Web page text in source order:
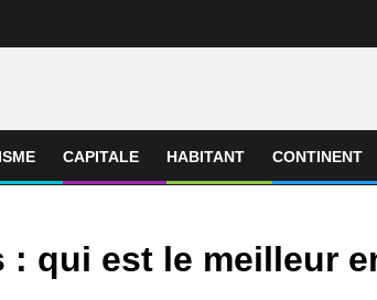
CAPITALE HABITANT CONTINENT
: qui est le meilleur